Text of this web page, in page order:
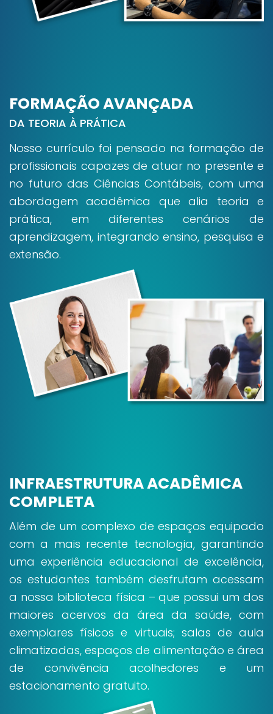
FORMAÇÃO AVANÇADA
DA TEORIA À PRÁTICA
Nosso currículo foi pensado na formação de
profissionais capazes de atuar no presente e
no futuro das Ciências Contábeis, com uma
abordagem acadêmica que alia teoria e
prática, em diferentes cenários de
aprendizagem, integrando ensino, pesquisa e
extensão.
INFRAESTRUTURA ACADÊMICA
COMPLETA
Além de um complexo de espaços equipado
com a mais recente tecnologia, garantindo
uma experiência educacional de excelência,
os estudantes também desfrutam acessam
a nossa biblioteca física – que possui um dos
maiores acervos da área da saúde, com
exemplares físicos e virtuais; salas de aula
climatizadas, espaços de alimentação e área
de convivência acolhedores e um
estacionamento gratuito.